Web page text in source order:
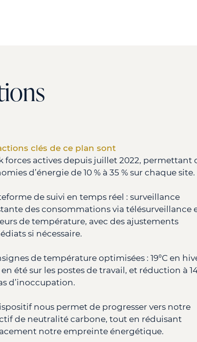
clés de ce plan sont
forces actives depuis juillet 2022, permettant
d’énergie de 10 % à 35 % sur chaque site.
de suivi en temps réel : surveillance
des consommations via télésurveillance
de température, avec des ajustements
si nécessaire.
de température optimisées : 19°C en
en été sur les postes de travail, et réduction à
d’inoccupation.
nous permet de progresser vers notre
de neutralité carbone, tout en réduisant
notre empreinte énergétique.